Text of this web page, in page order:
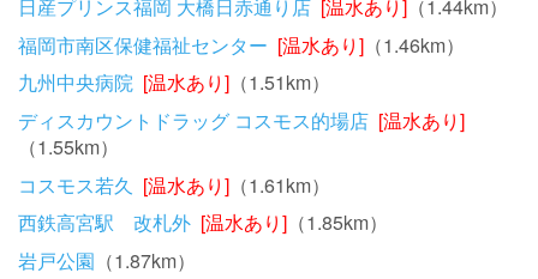
日産プリンス福岡 大橋日赤通り店 [温水あり] （1.44km）
福岡市南区保健福祉センター [温水あり] （1.46km）
九州中央病院 [温水あり] （1.51km）
ディスカウントドラッグ コスモス的場店 [温水あり]
（1.55km）
コスモス若久 [温水あり] （1.61km）
西鉄高宮駅 改札外 [温水あり] （1.85km）
岩戸公園 （1.87km）